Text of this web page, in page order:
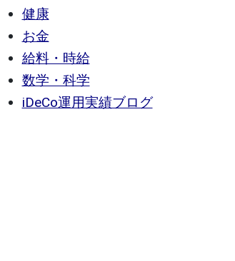
健康
お金
給料・時給
数学・科学
iDeCo運用実績ブログ